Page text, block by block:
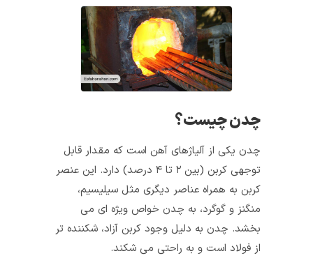
چدن چیست؟
چدن یکی از آلیاژهای آهن است که مقدار قابل
توجهی کربن (بین ۲ تا ۴ درصد) دارد. این عنصر
کربن به همراه عناصر دیگری مثل سیلیسیم،
منگنز و گوگرد، به چدن خواص ویژه‌ ای می‌
بخشد. چدن به دلیل وجود کربن آزاد، شکننده‌ تر
از فولاد است و به راحتی می‌ شکند.